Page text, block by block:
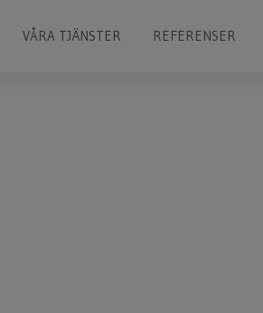
VÅRA TJÄNSTER REFERENSER